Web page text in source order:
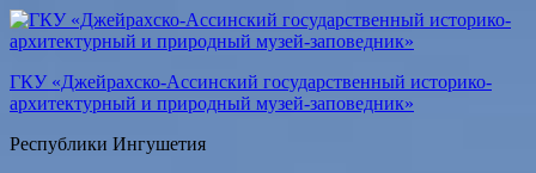
ГКУ «Джейрахско-Ассинcкий государственный историко-
архитектурный и природный музей-заповедник»
Республики Ингушетия